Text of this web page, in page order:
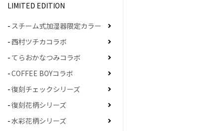
LIMITED EDITION
スチーム式加湿器限定カラー
西村ツチカコラボ
てらおかなつみコラボ
COFFEE BOYコラボ
復刻チェックシリーズ
復刻花柄シリーズ
水彩花柄シリーズ